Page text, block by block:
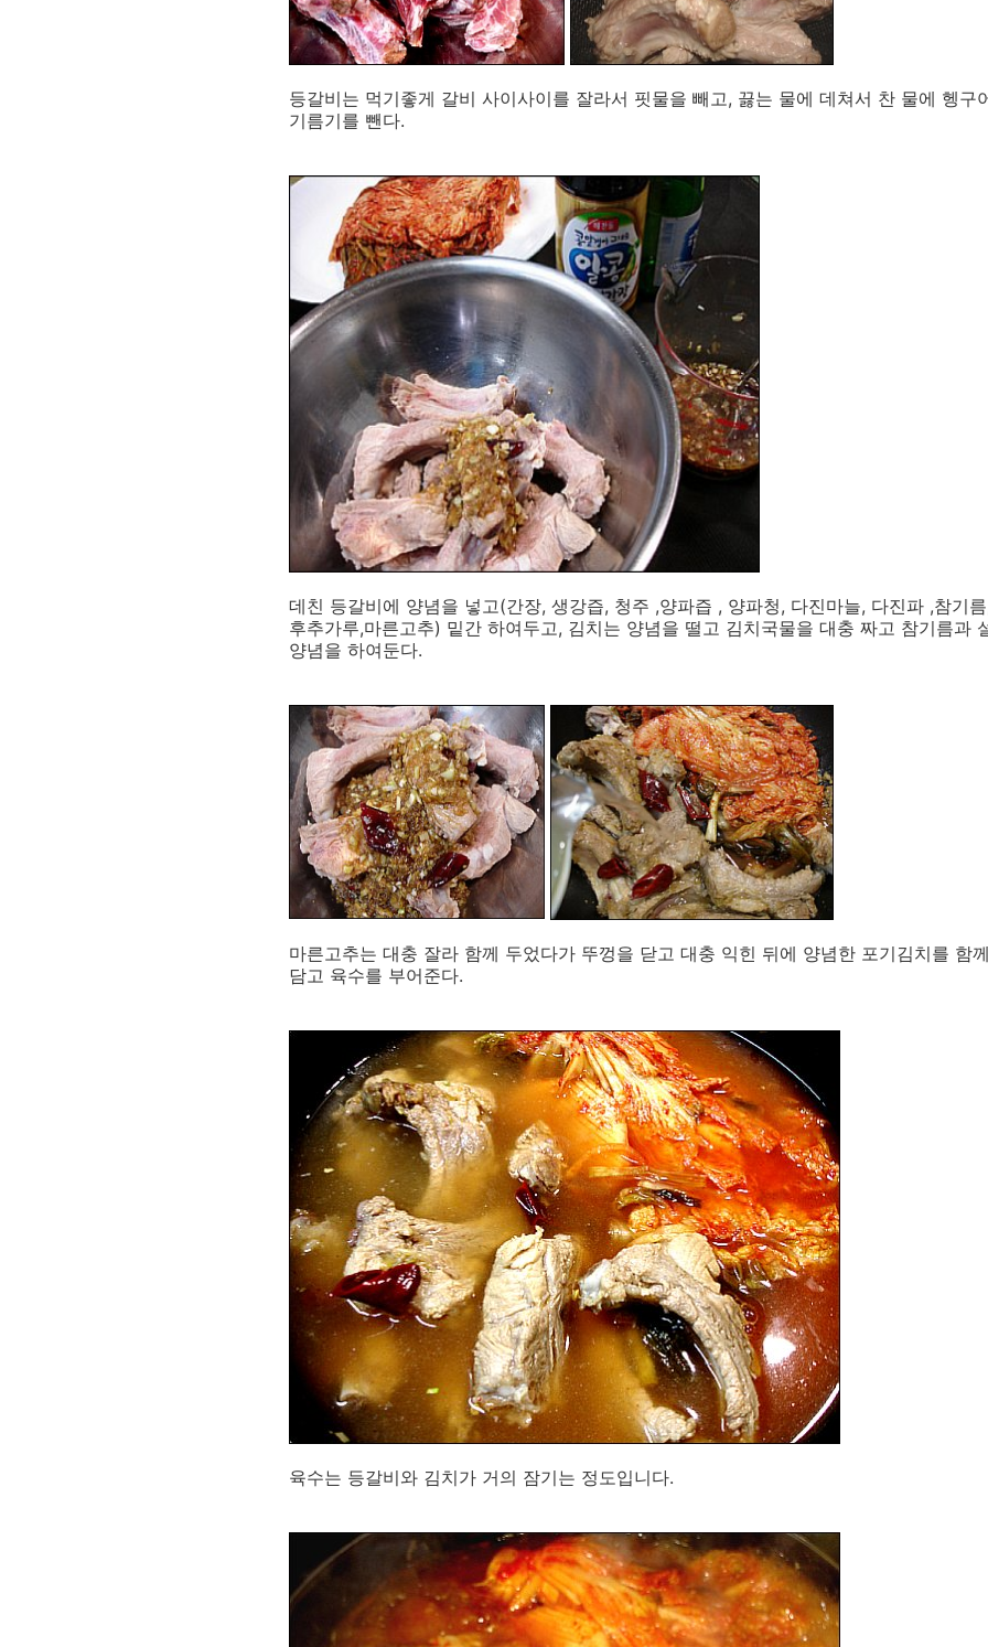
등갈비는 먹기좋게 갈비 사이사이를 잘라서 핏물을 빼고, 끓는 물에 데쳐서 찬 물에 헹구
기름기를 뺀다.
데친 등갈비에 양념을 넣고(간장, 생강즙, 청주 ,양파즙 , 양파청, 다진마늘, 다진파 ,참기
후추가루,마른고추) 밑간 하여두고, 김치는 양념을 떨고 김치국물을 대충 짜고 참기름과
양념을 하여둔다.
마른고추는 대충 잘라 함께 두었다가 뚜껑을 닫고 대충 익힌 뒤에 양념한 포기김치를 함께
담고 육수를 부어준다.
육수는 등갈비와 김치가 거의 잠기는 정도입니다.